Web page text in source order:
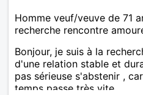
Homme veuf/veuve de 71
recherche rencontre
Bonjour, je suis à la
d'une relation stable et
pas sérieuse s'abstenir ,
temps passe très vite